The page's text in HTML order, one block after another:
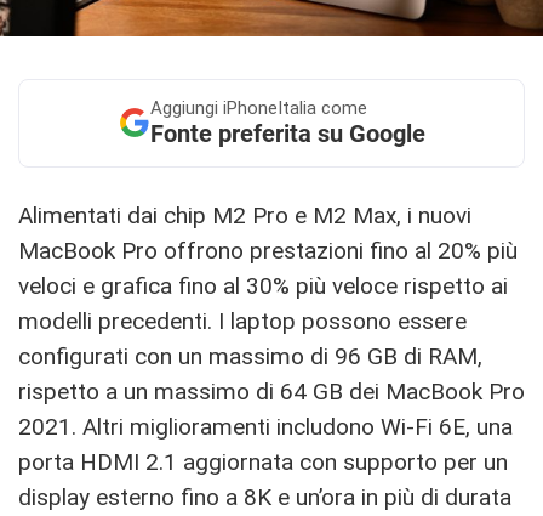
Aggiungi iPhoneItalia come
Fonte preferita su Google
Alimentati dai chip M2 Pro e M2 Max, i nuovi
MacBook Pro offrono prestazioni fino al 20% più
veloci e grafica fino al 30% più veloce rispetto ai
modelli precedenti. I laptop possono essere
configurati con un massimo di 96 GB di RAM,
rispetto a un massimo di 64 GB dei MacBook Pro
2021. Altri miglioramenti includono Wi-Fi 6E, una
porta HDMI 2.1 aggiornata con supporto per un
display esterno fino a 8K e un’ora in più di durata